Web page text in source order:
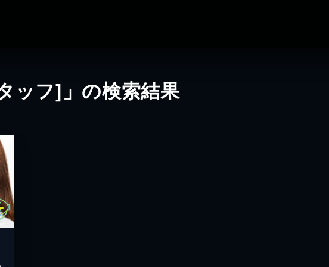
ッフ]」の検索結果